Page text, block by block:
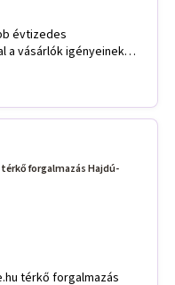
évtizedes
igényeinek
forgalmazás Hajdú-
térkő forgalmazás